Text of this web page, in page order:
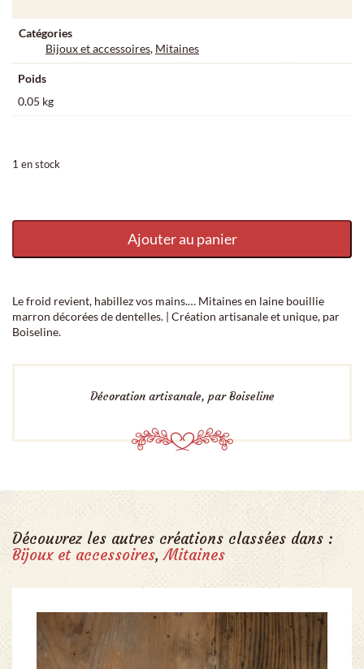
Catégories
Bijoux et accessoires, Mitaines
Poids
0.05 kg
1 en stock
Ajouter au panier
Le froid revient, habillez vos mains.… Mitaines en laine bouillie
marron décorées de dentelles. | Création artisanale et unique, par
Boiseline.
Décoration artisanale, par Boiseline
Découvrez les autres créations classées dans :
Bijoux et accessoires,Mitaines